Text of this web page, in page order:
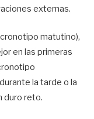
externas.
matutino),
en las primeras
la tarde o la
duro reto.